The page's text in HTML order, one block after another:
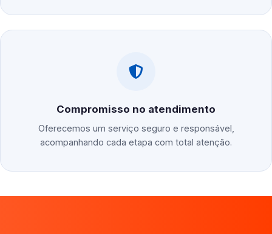
Compromisso no atendimento
Oferecemos um serviço seguro e responsável,
acompanhando cada etapa com total atenção.